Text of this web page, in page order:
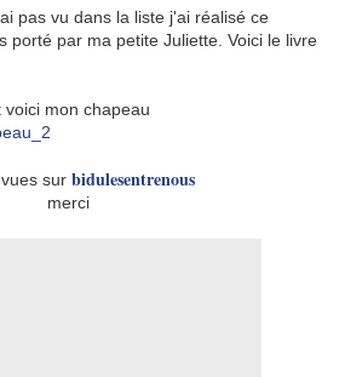
pas vu dans la liste j'ai réalisé ce
porté par ma petite Juliette. Voici le livre
voici mon chapeau
sur bidulesentrenous
merci